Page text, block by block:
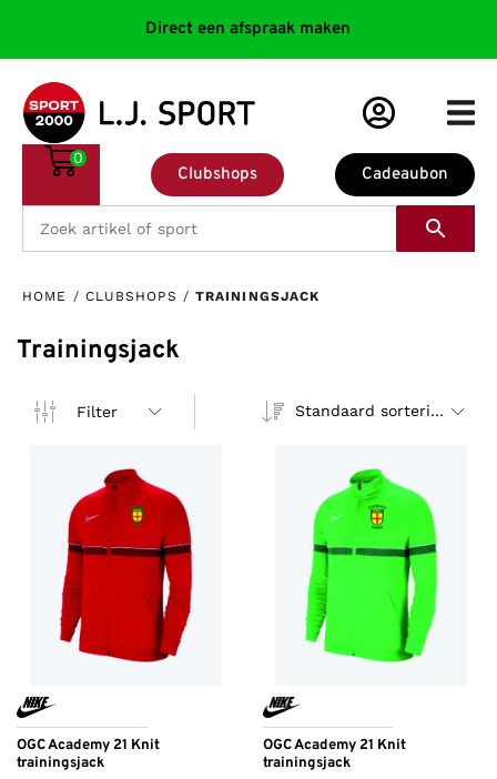
Direct een afspraak maken
Cadeaubon
Clubshops
0
HOME / CLUBSHOPS / TRAININGSJACK
Trainingsjack
Filter Standaard sortering
OGC Academy 21 Knit
trainingsjack
OGC Academy 21 Knit
trainingsjack